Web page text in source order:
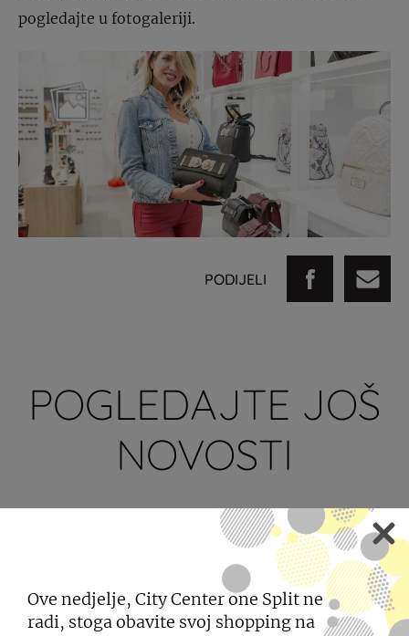
pogledajte u fotogaleriji.
PODIJELI
POGLEDAJTE JOŠ
NOVOSTI
Ove nedjelje, City Center one Split ne
radi, stoga obavite svoj shopping na